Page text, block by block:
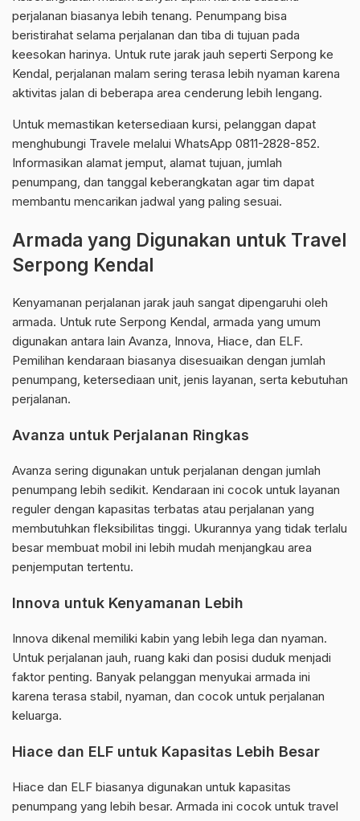
perjalanan biasanya lebih tenang. Penumpang bisa
beristirahat selama perjalanan dan tiba di tujuan pada
keesokan harinya. Untuk rute jarak jauh seperti Serpong ke
Kendal, perjalanan malam sering terasa lebih nyaman karena
aktivitas jalan di beberapa area cenderung lebih lengang.
Untuk memastikan ketersediaan kursi, pelanggan dapat
menghubungi Travele melalui WhatsApp 0811-2828-852.
Informasikan alamat jemput, alamat tujuan, jumlah
penumpang, dan tanggal keberangkatan agar tim dapat
membantu mencarikan jadwal yang paling sesuai.
Armada yang Digunakan untuk Travel
Serpong Kendal
Kenyamanan perjalanan jarak jauh sangat dipengaruhi oleh
armada. Untuk rute Serpong Kendal, armada yang umum
digunakan antara lain Avanza, Innova, Hiace, dan ELF.
Pemilihan kendaraan biasanya disesuaikan dengan jumlah
penumpang, ketersediaan unit, jenis layanan, serta kebutuhan
perjalanan.
Avanza untuk Perjalanan Ringkas
Avanza sering digunakan untuk perjalanan dengan jumlah
penumpang lebih sedikit. Kendaraan ini cocok untuk layanan
reguler dengan kapasitas terbatas atau perjalanan yang
membutuhkan fleksibilitas tinggi. Ukurannya yang tidak terlalu
besar membuat mobil ini lebih mudah menjangkau area
penjemputan tertentu.
Innova untuk Kenyamanan Lebih
Innova dikenal memiliki kabin yang lebih lega dan nyaman.
Untuk perjalanan jauh, ruang kaki dan posisi duduk menjadi
faktor penting. Banyak pelanggan menyukai armada ini
karena terasa stabil, nyaman, dan cocok untuk perjalanan
keluarga.
Hiace dan ELF untuk Kapasitas Lebih Besar
Hiace dan ELF biasanya digunakan untuk kapasitas
penumpang yang lebih besar. Armada ini cocok untuk travel